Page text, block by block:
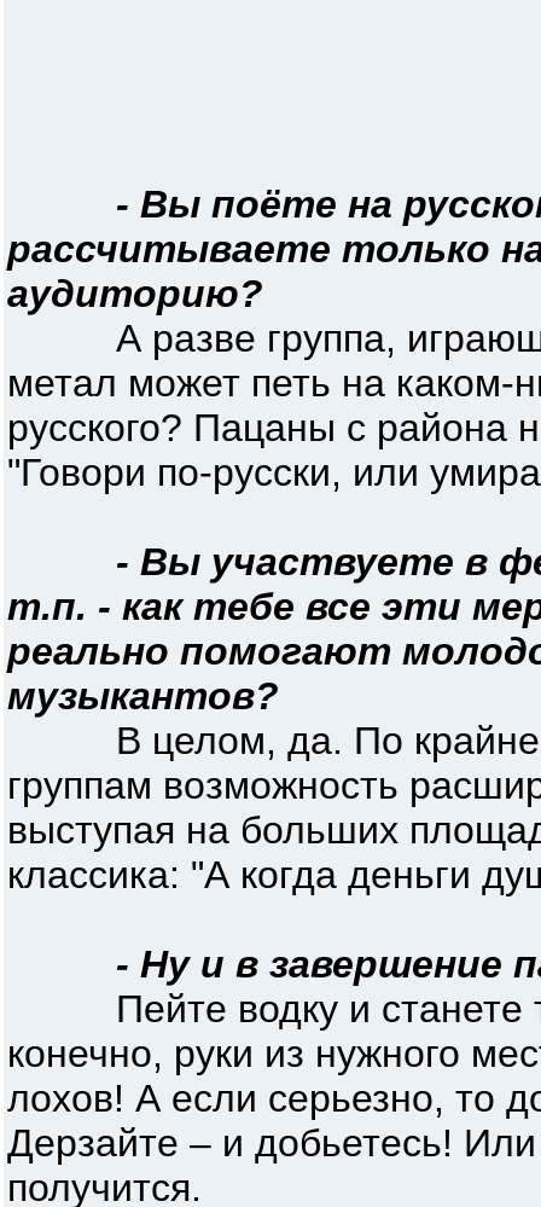
- Вы поёте на
рассчитываете только
аудиторию?
А разве группа,
метал может петь на каком-
русского? Пацаны с района
"Говори по-русски, или
- Вы участвуете в
т.п. - как тебе все эти
реально помогают
музыкантов?
В целом, да. По
группам возможность
выступая на больших
классика: "А когда деньги
- Ну и в завершение
Пейте водку и станете
конечно, руки из нужного
лохов! А если серьезно, то
Дерзайте – и добьетесь!
получится.